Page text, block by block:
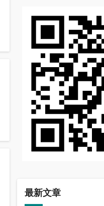
最新文章